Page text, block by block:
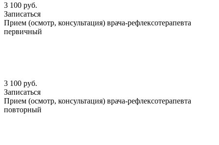
3 100 руб.
Записаться
Прием (осмотр, консультация) врача-рефлексотерапевта
первичный
3 100 руб.
Записаться
Прием (осмотр, консультация) врача-рефлексотерапевта
повторный